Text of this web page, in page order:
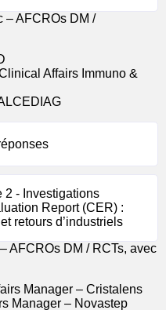
– AFCROs DM /
Affairs Immuno &
2 - Investigations
Report (CER) :
retours d’industriels
AFCROs DM / RCTs, avec
Manager – Cristalens
Manager – Novastep